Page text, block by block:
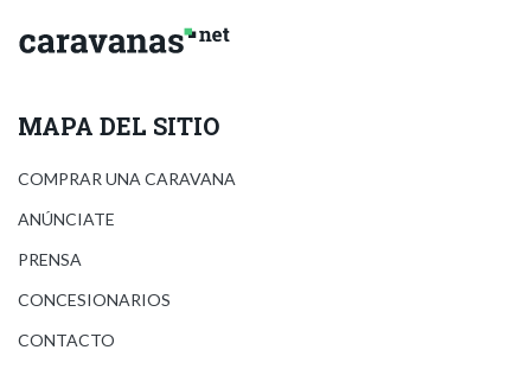
MAPA DEL SITIO
COMPRAR UNA CARAVANA
ANÚNCIATE
PRENSA
CONCESIONARIOS
CONTACTO